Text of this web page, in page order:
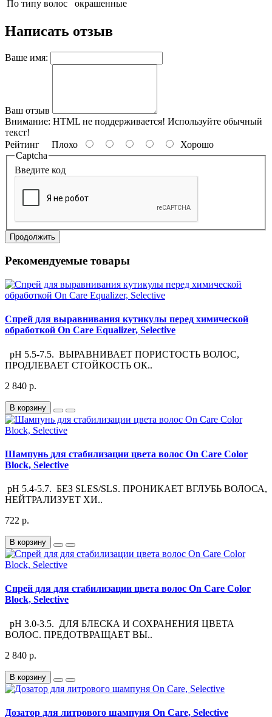
По типу волос окрашенные
Написать отзыв
Ваше имя:
Ваш отзыв
Внимание: HTML не поддерживается! Используйте обычный
текст!
Рейтинг Плохо
Хорошо
Captcha
Введите код
Продолжить
Рекомендуемые товары
Спрей для выравнивания кутикулы перед химической
обработкой On Care Equalizer, Selective
pH 5.5-7.5. ВЫРАВНИВАЕТ ПОРИСТОСТЬ ВОЛОС,
ПРОДЛЕВАЕТ СТОЙКОСТЬ ОК..
2 840 р.
В корзину
Шампунь для стабилизации цвета волос On Care Color
Block, Selective
pH 5.4-5.7. БЕЗ SLES/SLS. ПРОНИКАЕТ ВГЛУБЬ ВОЛОСА,
НЕЙТРАЛИЗУЕТ ХИ..
722 р.
В корзину
Спрей для для стабилизации цвета волос On Care Color
Block, Selective
pH 3.0-3.5. ДЛЯ БЛЕСКА И СОХРАНЕНИЯ ЦВЕТА
ВОЛОС. ПРЕДОТВРАЩАЕТ ВЫ..
2 840 р.
В корзину
Дозатор для литрового шампуня On Care, Selective